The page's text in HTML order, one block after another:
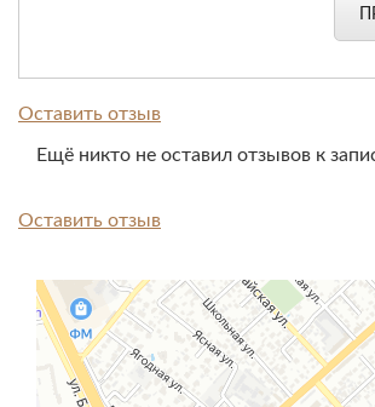
Оставить отзыв
Ещё никто не оставил отзывов к
Оставить отзыв